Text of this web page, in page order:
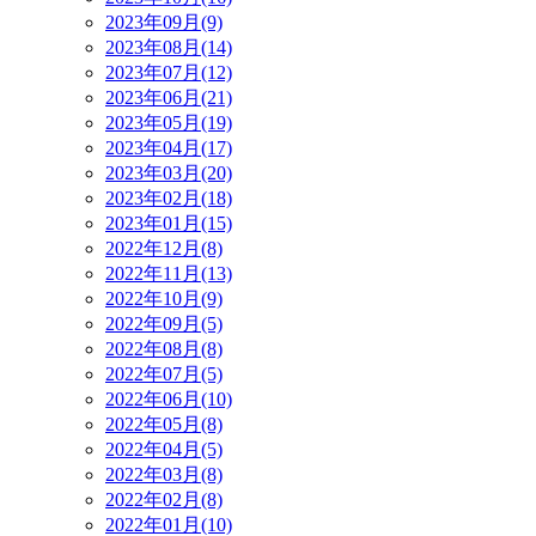
2023年09月(9)
2023年08月(14)
2023年07月(12)
2023年06月(21)
2023年05月(19)
2023年04月(17)
2023年03月(20)
2023年02月(18)
2023年01月(15)
2022年12月(8)
2022年11月(13)
2022年10月(9)
2022年09月(5)
2022年08月(8)
2022年07月(5)
2022年06月(10)
2022年05月(8)
2022年04月(5)
2022年03月(8)
2022年02月(8)
2022年01月(10)